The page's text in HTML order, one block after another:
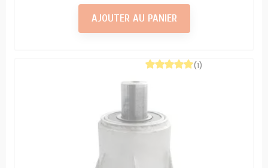
AJOUTER AU PANIER
(1)